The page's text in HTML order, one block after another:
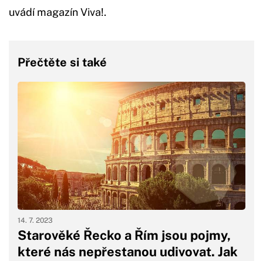
uvádí magazín Viva!.
Přečtěte si také
Starověké Řecko a Řím jsou pojmy,
které nás nepřestanou udivovat. Jak
14. 7. 2023